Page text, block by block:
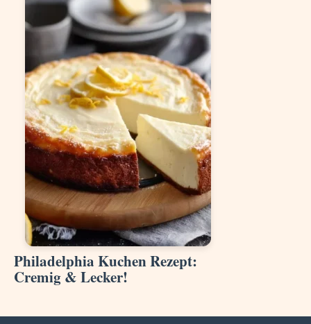
Philadelphia Kuchen Rezept:
Cremig & Lecker!